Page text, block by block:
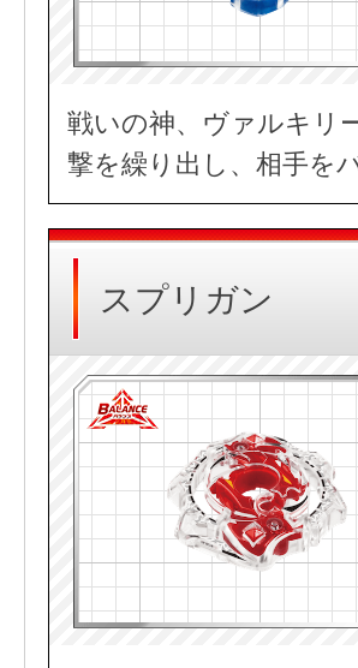
戦いの神、ヴァルキリ
撃を繰り出し、相手を
スプリガン